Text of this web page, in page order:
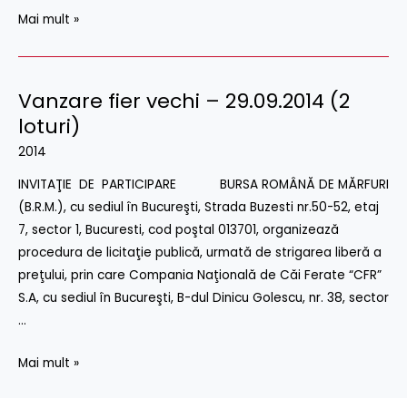
Mai mult »
Vanzare fier vechi – 29.09.2014 (2
loturi)
2014
INVITAŢIE DE PARTICIPARE BURSA ROMÂNĂ DE MĂRFURI
(B.R.M.), cu sediul în Bucureşti, Strada Buzesti nr.50-52, etaj
7, sector 1, Bucuresti, cod poştal 013701, organizează
procedura de licitaţie publică, urmată de strigarea liberă a
preţului, prin care Compania Naţională de Căi Ferate “CFR”
S.A, cu sediul în Bucureşti, B-dul Dinicu Golescu, nr. 38, sector
…
Vanzare
fier
vechi
29.09.2014
(2
loturi)
Mai mult »